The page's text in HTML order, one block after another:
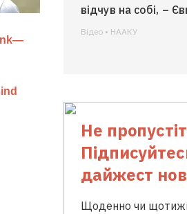
відчув на собі, –
Вiдео • НААКУ
Не
дайжест
Щоденно чи